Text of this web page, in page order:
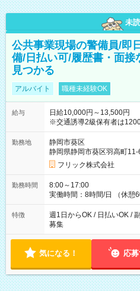
未読
公共事業現場の警備員/即
備/日払い可/履歴書・面接
見つかる
アルバイト 職種未経験OK
給与
日給10,000円～13,500円
※交通誘導2級保有者は
【試用期間】試用期間なし
勤務地
静岡市葵区
静岡県静岡市葵区羽高町11-
フリック株式会社
勤務時間
8:00～17:00
実働時間：8時間/日 （休憩60分
募集は行っておりません。
特徴
週1日からOK / 日払いOK /
募集
気になる！ 応